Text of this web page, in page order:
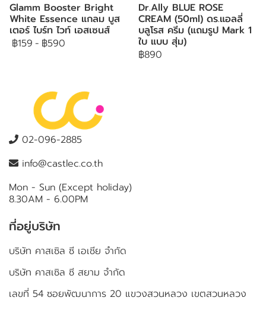
Glamm Booster Bright
White Essence แกลม บูส
เตอร์ ไบร์ท ไวท์ เอสเซนส์
฿159 - ฿590
Dr.Ally BLUE ROSE
CREAM (50ml) ดร.แอลลี่
บลูโรส ครีม (แถมรูป Mark 1
ใบ แบบ สุ่ม)
฿890
02-096-2885
info@castlec.co.th
Mon - Sun (Except holiday)
8.30AM - 6.00PM
ที่อยู่บริษัท
บริษัท คาสเซิล ซี เอเชีย จำกัด
บริษัท คาสเซิล ซี สยาม จำกัด
เลขที่ 54 ซอยพัฒนาการ 20 แขวงสวนหลวง เขตสวนหลวง